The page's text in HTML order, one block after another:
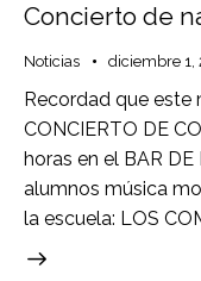
Concierto de
Noticias diciembre 1,
Recordad que este
CONCIERTO DE
horas en el BAR
alumnos música
la escuela: LOS